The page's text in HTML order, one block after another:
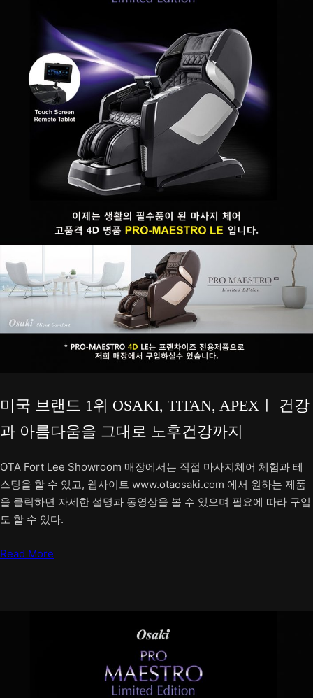
미국 브랜드 1위 OSAKI, TITAN, APEXㅣ 건강
과 아름다움을 그대로 노후건강까지
OTA Fort Lee Showroom 매장에서는 직접 마사지체어 체험과 테
스팅을 할 수 있고, 웹사이트 www.otaosaki.com 에서 원하는 제품
을 클릭하면 자세한 설명과 동영상을 볼 수 있으며 필요에 따라 구입
도 할 수 있다.
Read More